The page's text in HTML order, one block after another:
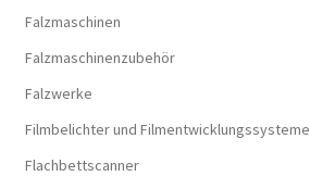
Falzmaschinen
Falzmaschinenzubehör
Falzwerke
Filmbelichter und Filmentwicklungssysteme
Flachbettscanner